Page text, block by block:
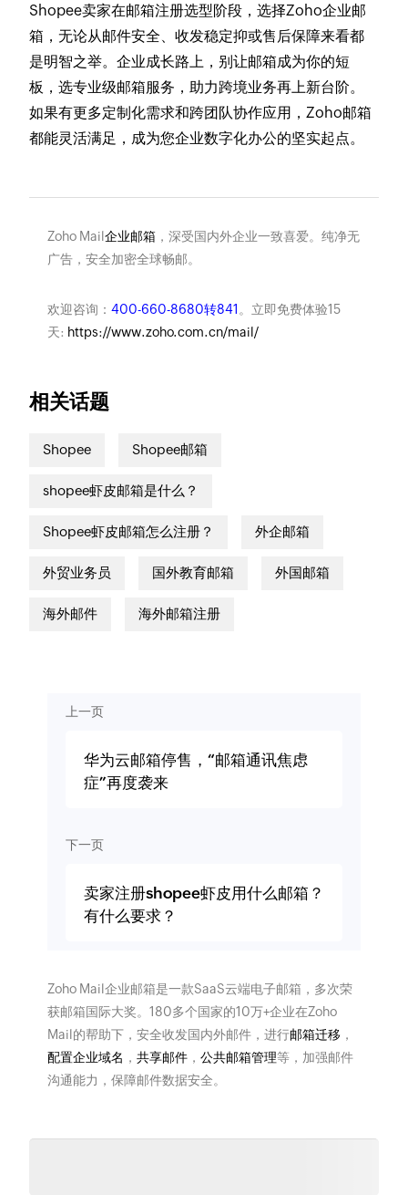
Shopee卖家在邮箱注册选型阶段，选择Zoho企业邮
箱，无论从邮件安全、收发稳定抑或售后保障来看都
是明智之举。企业成长路上，别让邮箱成为你的短
板，选专业级邮箱服务，助力跨境业务再上新台阶。
如果有更多定制化需求和跨团队协作应用，Zoho邮箱
都能灵活满足，成为您企业数字化办公的坚实起点。
Zoho Mail企业邮箱，深受国内外企业一致喜爱。纯净无
广告，安全加密全球畅邮。
欢迎咨询： 400-660-8680转841 。立即免费体验15
天: https://www.zoho.com.cn/mail/
相关话题
Shopee Shopee邮箱
shopee虾皮邮箱是什么？
Shopee虾皮邮箱怎么注册？ 外企邮箱
外贸业务员 国外教育邮箱 外国邮箱
海外邮件 海外邮箱注册
上一页
华为云邮箱停售，“邮箱通讯焦虑
症”再度袭来
下一页
卖家注册shopee虾皮用什么邮箱？
有什么要求？
Zoho Mail企业邮箱是一款SaaS云端电子邮箱，多次荣
获邮箱国际大奖。180多个国家的10万+企业在Zoho
Mail的帮助下，安全收发国内外邮件，进行邮箱迁移 ，
配置企业域名 ， 共享邮件， 公共邮箱管理等，加强邮件
沟通能力，保障邮件数据安全。